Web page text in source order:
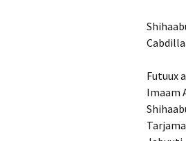
Futuux
Imaam